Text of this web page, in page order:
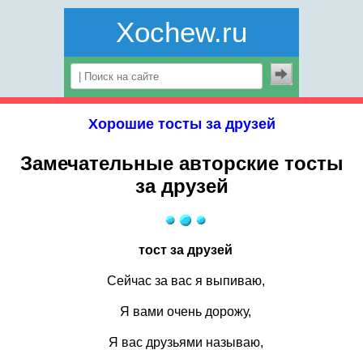
Xochew.ru
Хорошие тосты за друзей
Замечательные авторские тосты
за друзей
тост за друзей
Сейчас за вас я выпиваю,
Я вами очень дорожу,
Я вас друзьями называю,